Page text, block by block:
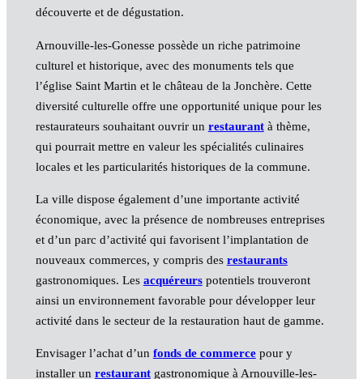
découverte et de dégustation.
Arnouville-les-Gonesse possède un riche patrimoine
culturel et historique, avec des monuments tels que
l’église Saint Martin et le château de la Jonchère. Cette
diversité culturelle offre une opportunité unique pour les
restaurateurs souhaitant ouvrir un restaurantà thème,
qui pourrait mettre en valeur les spécialités culinaires
locales et les particularités historiques de la commune.
La ville dispose également d’une importante activité
économique, avec la présence de nombreuses entreprises
et d’un parc d’activité qui favorisent l’implantation de
nouveaux commerces, y compris des restaurants
gastronomiques. Les acquéreurspotentiels trouveront
ainsi un environnement favorable pour développer leur
activité dans le secteur de la restauration haut de gamme.
Envisager l’achat d’un fonds de commercepour y
installer un restaurantgastronomique à Arnouville-les-